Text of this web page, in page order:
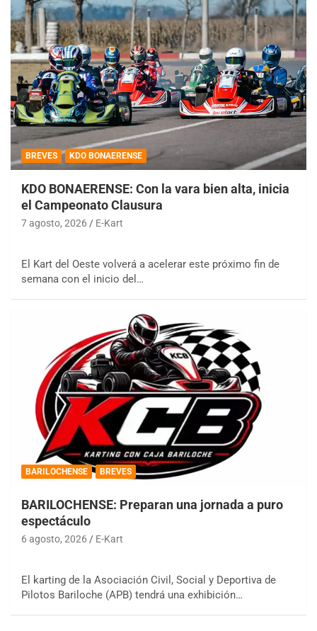
BREVES KDO BONAERENSE
KDO BONAERENSE: Con la vara bien alta, inicia
el Campeonato Clausura
7 agosto, 2026 E-Kart
El Kart del Oeste volverá a acelerar este próximo fin de
semana con el inicio del…
BARILOCHENSE BREVES
BARILOCHENSE: Preparan una jornada a puro
espectáculo
6 agosto, 2026 E-Kart
El karting de la Asociación Civil, Social y Deportiva de
Pilotos Bariloche (APB) tendrá una exhibición…